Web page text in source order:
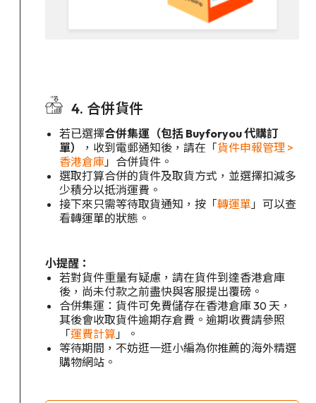
4. 合併貨件
若已選擇合併集運（包括 Buyforyou 代購訂
單）
，收到電郵通知後，請在「貨件申報管理 >
香港倉庫」合併貨件。
選取打算合併的貨件及取貨方式，並選擇扣減多
少積分以抵消運費。
接下來只需等待取貨通知，按「轉運單」可以查
看轉運單的狀態。
小提醒：
若對貨件重量有疑慮，請在貨件到達香港倉庫
後，尚未付款之前盡快與客服提出覆磅。
合併集運：貨件可免費儲存在香港倉庫 30 天，
其後會收取貨件逾期存倉費。逾期收費請參照
「運費計算」。
等待期間，不妨逛一逛小編為你推薦的海外精選
購物網站。